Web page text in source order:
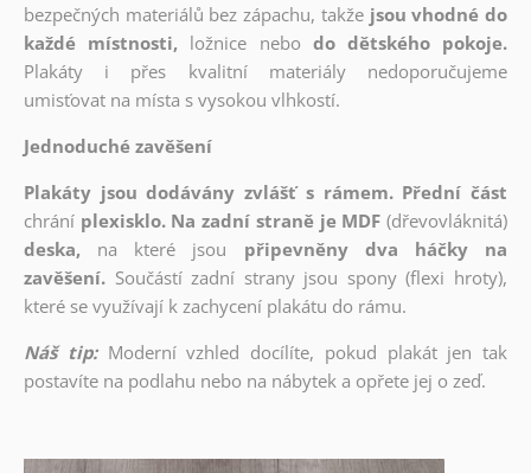
bezpečných materiálů bez zápachu, takže jsou vhodné do
každé místnosti, ložnice nebo do dětského pokoje.
Plakáty i přes kvalitní materiály nedoporučujeme
umisťovat na místa s vysokou vlhkostí.
Jednoduché zavěšení
Plakáty jsou dodávány zvlášť s rámem. Přední část
chrání plexisklo. Na zadní straně je MDF (dřevovláknitá)
deska,
na které jsou
připevněny dva háčky na
zavěšení. Součástí zadní strany jsou spony (flexi hroty),
které se využívají k zachycení plakátu do rámu.
Náš tip: Moderní vzhled docílíte, pokud plakát jen tak
postavíte na podlahu nebo na nábytek a opřete jej o zeď.